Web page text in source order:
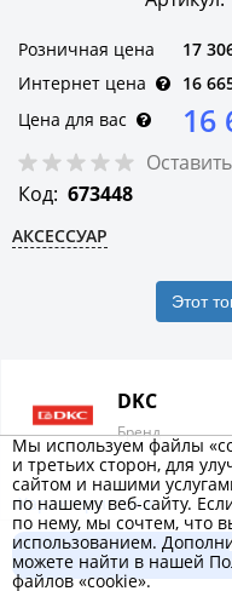
Розничная цена 17
Интернет цена
16
Цена для вас
16
Код: 673448
АКСЕССУАР
Этот
DKC
Бренд
Характеристики
Описание товара
Мы используем файлы
и третьих сторон, для
сайтом и нашими
по нашему веб-сайту.
по нему, мы сочтем, что
использованием.
можете найти в нашей
файлов «cookie».